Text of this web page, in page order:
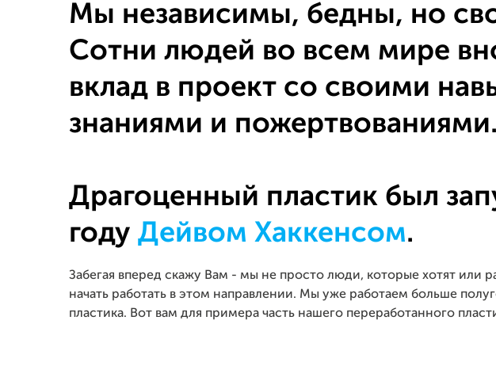
Мы независимы, бедны, но
Сотни людей во всем мире
вклад в проект со своими
знаниями и пожертвованиями.
Драгоценный пластик был
году Дейвом Хаккенсом.
Забегая вперед скажу Вам - мы не просто люди, которые хотят или
начать работать в этом направлении. Мы уже работаем больше
пластика. Вот вам для примера часть нашего переработанного